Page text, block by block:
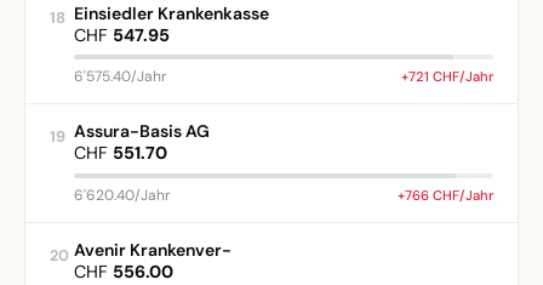
18 Einsiedler Krankenkasse
CHF 547.95
6'575.40/Jahr +721 CHF/Jahr
19 Assura-Basis AG
CHF 551.70
6'620.40/Jahr +766 CHF/Jahr
20 Avenir Krankenver-
CHF 556.00